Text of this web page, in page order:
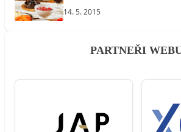
14. 5. 2015
PARTNEŘI